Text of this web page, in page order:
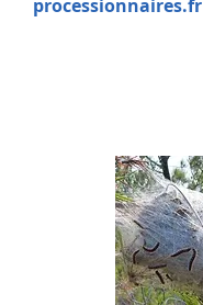
processionnaires.fr